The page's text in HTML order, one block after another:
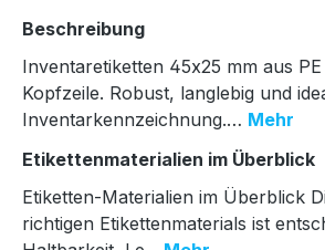
Beschreibung
Inventaretiketten 45x25 mm aus
Kopfzeile. Robust, langlebig und
Inventarkennzeichnung.… Mehr
Etikettenmaterialien im Überblick
Etiketten-Materialien im Überblick
richtigen Etikettenmaterials ist